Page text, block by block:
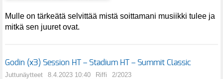
Mulle on tärkeätä selvittää mistä soittamani musiikki tulee ja
mitkä sen juuret ovat.
Godin (x3) Session HT – Stadium HT – Summit Classic
Juttunäytteet 8.4.2023 10:40 Riffi 2/2023